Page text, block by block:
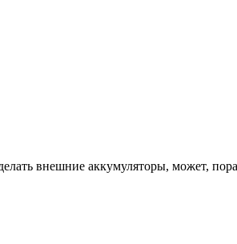
внешние аккумуляторы, может,